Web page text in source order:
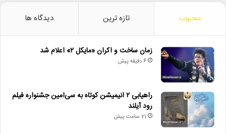
محبوب تازه ترین دیدگاه ها
زمان ساخت و اکران «مایکل ۲» اعلام شد
6 دقیقه پیش
راهیابی ۲ انیمیشن کوتاه به سی‌امین جشنواره فیلم
رود آیلند
21 ساعت پیش